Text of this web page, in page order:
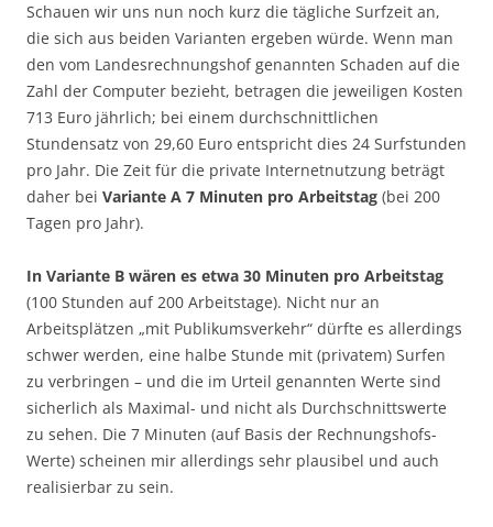
Schauen wir uns nun noch kurz die tägliche Surfzeit an,
die sich aus beiden Varianten ergeben würde. Wenn man
den vom Landesrechnungshof genannten Schaden auf die
Zahl der Computer bezieht, betragen die jeweiligen Kosten
713 Euro jährlich; bei einem durchschnittlichen
Stundensatz von 29,60 Euro entspricht dies 24 Surfstunden
pro Jahr. Die Zeit für die private Internetnutzung beträgt
daher bei Variante A 7 Minuten pro Arbeitstag (bei 200
Tagen pro Jahr).
In Variante B wären es etwa 30 Minuten pro Arbeitstag
(100 Stunden auf 200 Arbeitstage). Nicht nur an
Arbeitsplätzen „mit Publikumsverkehr“ dürfte es allerdings
schwer werden, eine halbe Stunde mit (privatem) Surfen
zu verbringen – und die im Urteil genannten Werte sind
sicherlich als Maximal- und nicht als Durchschnittswerte
zu sehen. Die 7 Minuten (auf Basis der Rechnungshofs-
Werte) scheinen mir allerdings sehr plausibel und auch
realisierbar zu sein.